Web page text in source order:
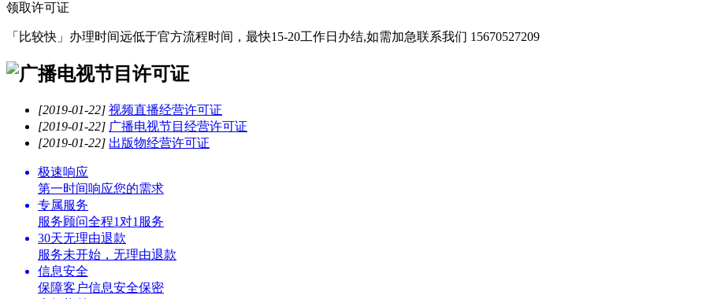
领取许可证
「比较快」办理时间远低于官方流程时间，最快15-20工作日办结,如需加急联系我们 15670527209
[2019-01-22] 视频直播经营许可证
[2019-01-22] 广播电视节目经营许可证
[2019-01-22] 出版物经营许可证
极速响应
第一时间响应您的需求
专属服务
服务顾问全程1对1服务
30天无理由退款
服务未开始，无理由退款
信息安全
保障客户信息安全保密